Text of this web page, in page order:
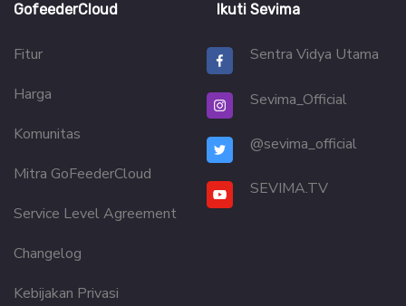
GofeederCloud
Fitur
Harga
Komunitas
Mitra GoFeederCloud
Service Level Agreement
Changelog
Kebijakan Privasi
Ikuti Sevima
Sentra Vidya Utama
Sevima_Official
@sevima_official
SEVIMA.TV